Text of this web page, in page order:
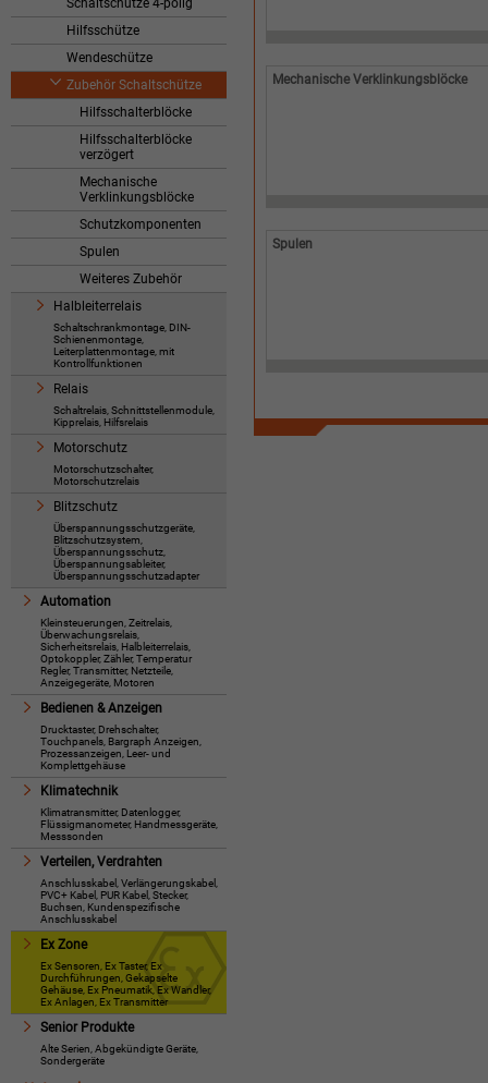
Schaltschütze 4-polig
Hilfsschütze
Wendeschütze
Zubehör Schaltschütze
Hilfsschalterblöcke
Hilfsschalterblöcke
verzögert
Mechanische
Verklinkungsblöcke
Schutzkomponenten
Spulen
Weiteres Zubehör
Halbleiterrelais
Schaltschrankmontage, DIN-
Schienenmontage,
Leiterplattenmontage, mit
Kontrollfunktionen
Relais
Schaltrelais, Schnittstellenmodule,
Kipprelais, Hilfsrelais
Motorschutz
Motorschutzschalter,
Motorschutzrelais
Blitzschutz
Überspannungsschutzgeräte,
Blitzschutzsystem,
Überspannungsschutz,
Überspannungsableiter,
Überspannungsschutzadapter
Automation
Kleinsteuerungen, Zeitrelais,
Überwachungsrelais,
Sicherheitsrelais, Halbleiterrelais,
Optokoppler, Zähler, Temperatur
Regler, Transmitter, Netzteile,
Anzeigegeräte, Motoren
Bedienen & Anzeigen
Drucktaster, Drehschalter,
Touchpanels, Bargraph Anzeigen,
Prozessanzeigen, Leer- und
Komplettgehäuse
Klimatechnik
Klimatransmitter, Datenlogger,
Flüssigmanometer, Handmessgeräte,
Messsonden
Verteilen, Verdrahten
Anschlusskabel, Verlängerungskabel,
PVC+ Kabel, PUR Kabel, Stecker,
Buchsen, Kundenspezifische
Anschlusskabel
Ex Zone
Ex Sensoren, Ex Taster, Ex
Durchführungen, Gekapselte
Gehäuse, Ex Pneumatik, Ex Wandler,
Ex Anlagen, Ex Transmitter
Senior Produkte
Alte Serien, Abgekündigte Geräte,
Sondergeräte
Mechanische Verklinkungsblöcke
Spulen